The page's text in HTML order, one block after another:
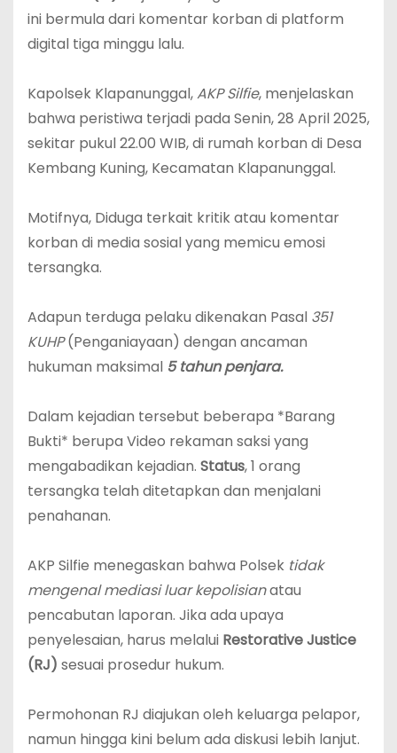
ini bermula dari komentar korban di platform
digital tiga minggu lalu.
‎Kapolsek Klapanunggal,AKP Silfie, menjelaskan
bahwa peristiwa terjadi pada Senin, 28 April 2025,
sekitar pukul 22.00 WIB, di rumah korban di Desa
Kembang Kuning, Kecamatan Klapanunggal.
‎Motifnya, Diduga terkait kritik atau komentar
korban di media sosial yang memicu emosi
tersangka.
‎Adapun terduga pelaku dikenakan Pasal 351
KUHP(Penganiayaan) dengan ancaman
hukuman maksimal 5 tahun penjara.
‎Dalam kejadian tersebut beberapa *Barang
Bukti* berupa Video rekaman saksi yang
mengabadikan kejadian. Status, 1 orang
tersangka telah ditetapkan dan menjalani
penahanan.
‎AKP Silfie menegaskan bahwa Polsek tidak
mengenal mediasi luar kepolisianatau
pencabutan laporan. Jika ada upaya
penyelesaian, harus melalui Restorative Justice
(RJ) sesuai prosedur hukum.
‎Permohonan RJ diajukan oleh keluarga pelapor,
namun hingga kini belum ada diskusi lebih lanjut.